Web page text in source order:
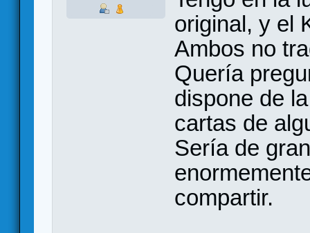
original, y el
Ambos no
Quería
dispone de
cartas de
Sería de
compartir.